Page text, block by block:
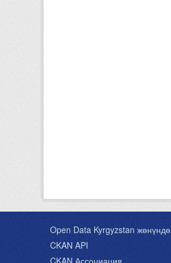
Open Data Kyrgyzstan жөнүндө
CKAN API
CKAN Ассоциация